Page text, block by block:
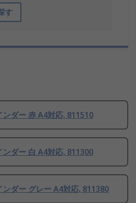
す
ダー 赤 A4対応, 811510
ダー 白 A4対応, 811300
ダー グレー A4対応, 811380